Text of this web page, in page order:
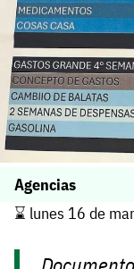
Agencias
⌛️ lunes 16 de